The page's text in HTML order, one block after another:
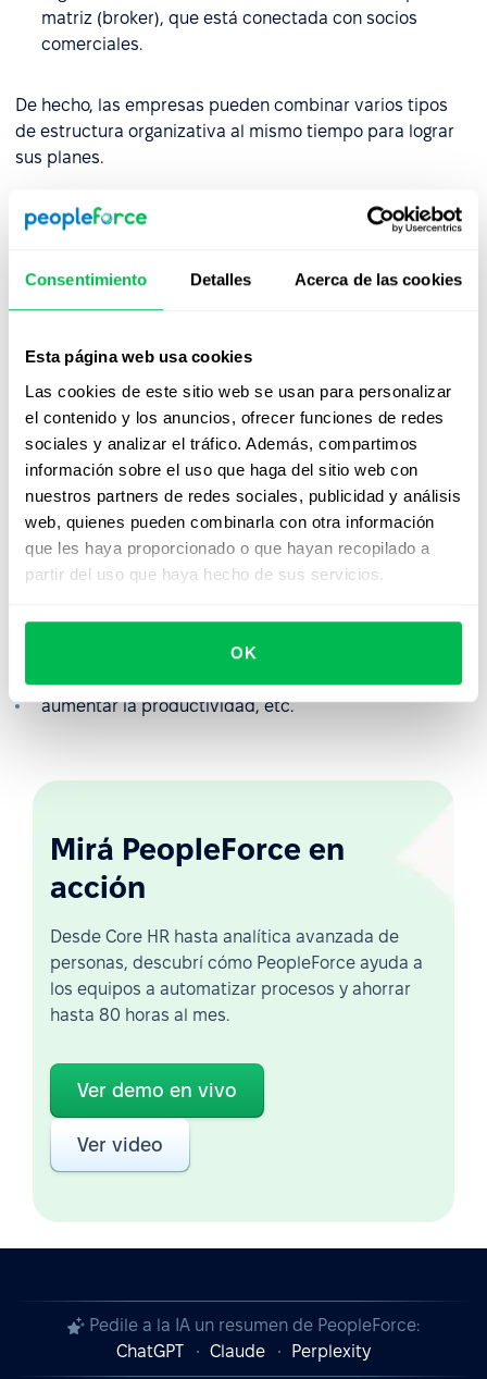
Consentimiento Detalles Acerca de las cookies
Esta página web usa cookies
Las cookies de este sitio web se usan para personalizar
el contenido y los anuncios, ofrecer funciones de redes
sociales y analizar el tráfico. Además, compartimos
información sobre el uso que haga del sitio web con
nuestros partners de redes sociales, publicidad y análisis
web, quienes pueden combinarla con otra información
que les haya proporcionado o que hayan recopilado a
partir del uso que haya hecho de sus servicios.
OK
matriz (broker), que está conectada con socios
comerciales.
De hecho, las empresas pueden combinar varios tipos
de estructura organizativa al mismo tiempo para lograr
sus planes.
Ventajas de la estructura
La creación de una
reducir la presión sobre el personal directivo
distribuir las responsabilidades correctamente
gestionar con éxito varias oficinas o sucursales
determinar la estructura de pagos a los empleados
aumentar la productividad, etc.
Mirá PeopleForce en
acción
Desde Core HR hasta analítica avanzada de
personas, descubrí cómo PeopleForce ayuda a
los equipos a automatizar procesos y ahorrar
hasta 80 horas al mes.
Ver demo en vivo
Ver video
Pedile a la IA un resumen de PeopleForce:
ChatGPT
Claude Perplexity